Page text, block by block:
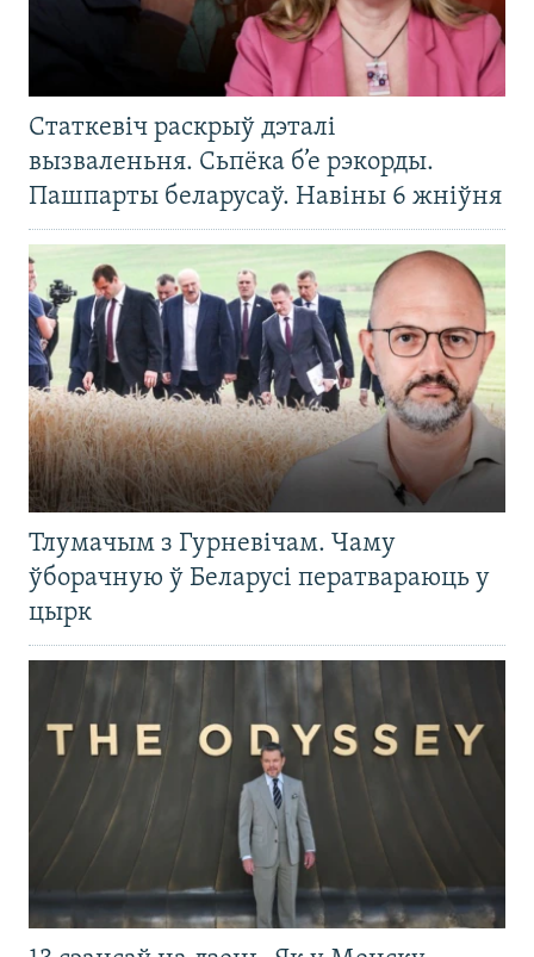
Статкевіч раскрыў дэталі
вызваленьня. Сьпёка б’е рэкорды.
Пашпарты беларусаў. Навіны 6 жніўня
Тлумачым з Гурневічам. Чаму
ўборачную ў Беларусі ператвараюць у
цырк